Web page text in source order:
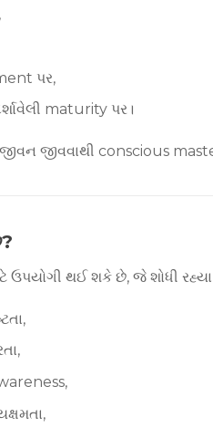
પર,
maturity પર।
જીવવાથી conscious
ઉપયોગી થઈ શકે છે, જે શોધી